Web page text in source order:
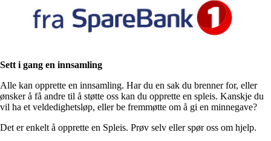
Sett i gang en innsamling
Alle kan opprette en innsamling. Har du en sak du brenner for, eller
ønsker å få andre til å støtte oss kan du opprette en spleis. Kanskje du
vil ha et veldedighetsløp, eller be fremmøtte om å gi en minnegave?
Det er enkelt å opprette en Spleis. Prøv selv eller spør oss om hjelp.